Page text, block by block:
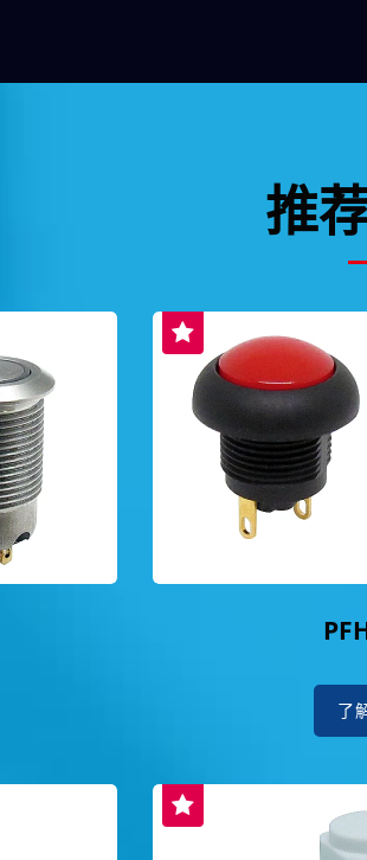
车、卫浴设备、停车场门禁系统、工
业控制、电脑周边、医疗设备…等。
推
了